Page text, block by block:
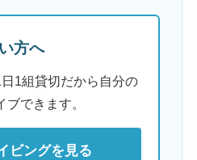
方へ
1組貸切だから自分の
できます。
ビングを見る